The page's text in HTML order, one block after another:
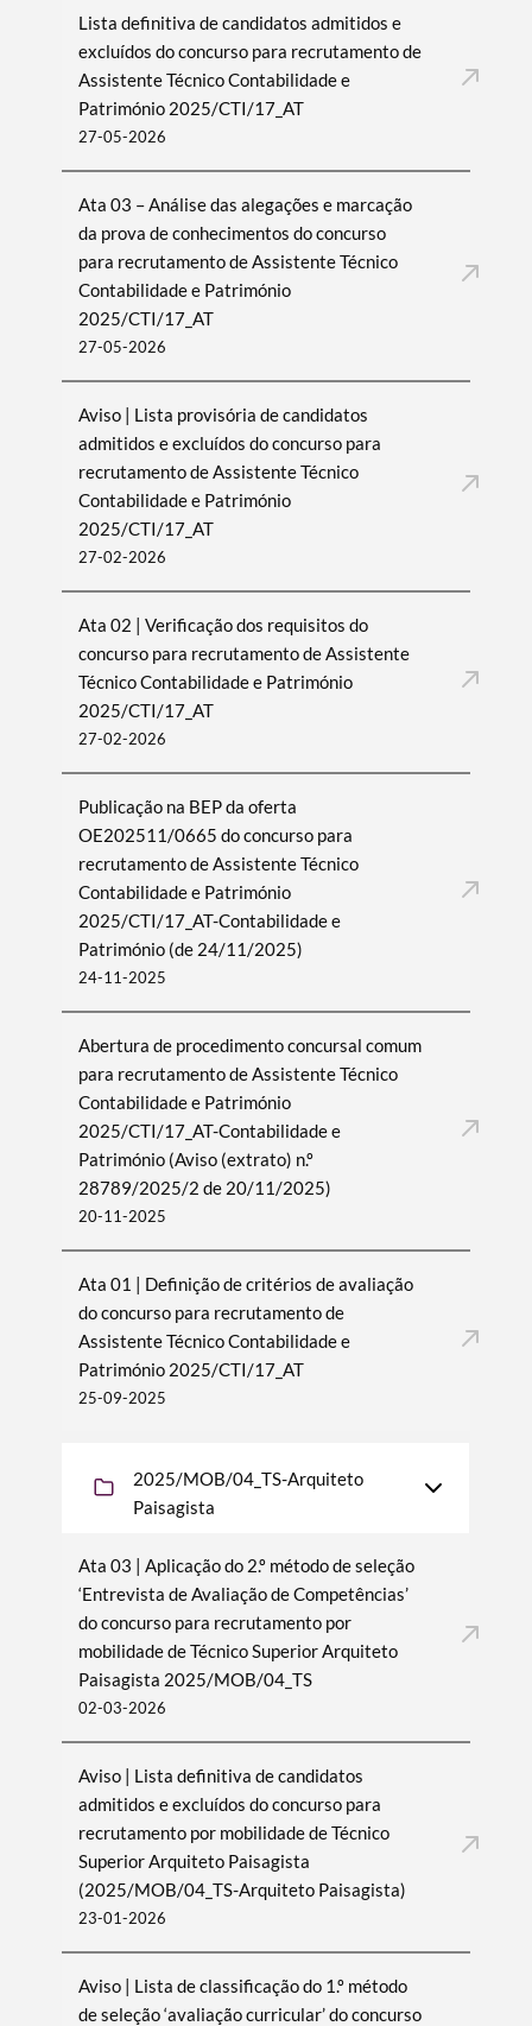
Lista definitiva de candidatos admitidos e
excluídos do concurso para recrutamento de
Assistente Técnico Contabilidade e
Património 2025/CTI/17_AT
27-05-2026
Ata 03 – Análise das alegações e marcação
da prova de conhecimentos do concurso
para recrutamento de Assistente Técnico
Contabilidade e Património
2025/CTI/17_AT
27-05-2026
Aviso | Lista provisória de candidatos
admitidos e excluídos do concurso para
recrutamento de Assistente Técnico
Contabilidade e Património
2025/CTI/17_AT
27-02-2026
Ata 02 | Verificação dos requisitos do
concurso para recrutamento de Assistente
Técnico Contabilidade e Património
2025/CTI/17_AT
27-02-2026
Publicação na BEP da oferta
OE202511/0665 do concurso para
recrutamento de Assistente Técnico
Contabilidade e Património
2025/CTI/17_AT-Contabilidade e
Património (de 24/11/2025)
24-11-2025
Abertura de procedimento concursal comum
para recrutamento de Assistente Técnico
Contabilidade e Património
2025/CTI/17_AT-Contabilidade e
Património (Aviso (extrato) n.º
28789/2025/2 de 20/11/2025)
20-11-2025
Ata 01 | Definição de critérios de avaliação
do concurso para recrutamento de
Assistente Técnico Contabilidade e
Património 2025/CTI/17_AT
25-09-2025
2025/MOB/04_TS-Arquiteto
Paisagista
Ata 03 | Aplicação do 2.º método de seleção
‘Entrevista de Avaliação de Competências’
do concurso para recrutamento por
mobilidade de Técnico Superior Arquiteto
Paisagista 2025/MOB/04_TS
02-03-2026
Aviso | Lista definitiva de candidatos
admitidos e excluídos do concurso para
recrutamento por mobilidade de Técnico
Superior Arquiteto Paisagista
(2025/MOB/04_TS-Arquiteto Paisagista)
23-01-2026
Aviso | Lista de classificação do 1.º método
de seleção ‘avaliação curricular’ do concurso